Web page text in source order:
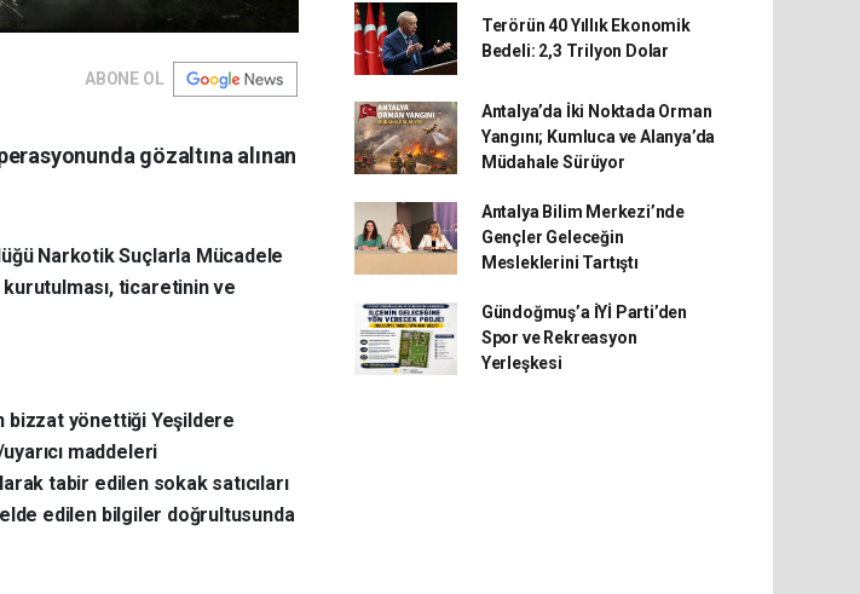
ABONE OL
gözaltına alınan
Narkotik Suçlarla Mücadele
kurutulması, ticaretinin ve
bizzat yönettiği Yeşildere
maddeleri
tabir edilen sokak satıcıları
edilen bilgiler doğrultusunda
Terörün 40 Yıllık Ekonomik
Bedeli: 2,3 Trilyon Dolar
Antalya’da İki Noktada Orman
Yangını; Kumluca ve Alanya’da
Müdahale Sürüyor
Antalya Bilim Merkezi’nde
Gençler Geleceğin
Mesleklerini Tartıştı
Gündoğmuş’a İYİ Parti’den
Spor ve Rekreasyon
Yerleşkesi